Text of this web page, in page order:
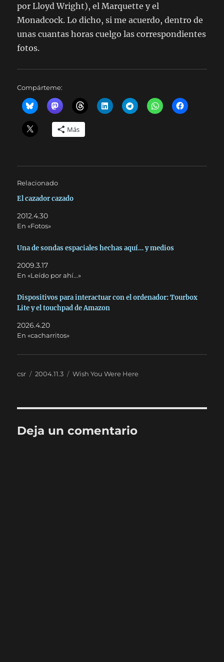
por Lloyd Wright), el Marquette y el
Monadcock. Lo dicho, si me acuerdo, dentro de
unas cuantas horas cuelgo las correspondientes
fotos.
Compárteme:
Más
Relacionado
El cazador cazado
2012.4.30
En «Fotos»
Una de sondas espaciales hechas aquí… y medios
2009.3.17
En «Leído por ahí...»
Dispositivos para interactuar con el ordenador: Tourbox
Lite y el touchpad de Amazon
2026.4.20
En «cacharritos»
Autor
csr
Publicado
2004.11.3 Categorías
Wish You Were Here
Deja un comentario